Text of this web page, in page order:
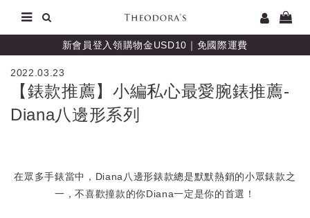
新會員登入領購物金USD10｜免國際運費
2022.03.23
【錶款推薦】小編私心最愛腕錶推薦-
Diana八邊形系列
在眾多手錶當中，Diana八邊形錶款總是默默熱銷的小眾錶款之
一，不喜歡撞款的你Diana一定是你的首選！